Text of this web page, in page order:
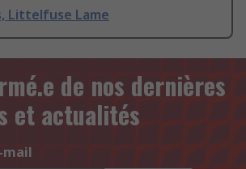
Littelfuse Lame
de nos dernières
et actualités
mail